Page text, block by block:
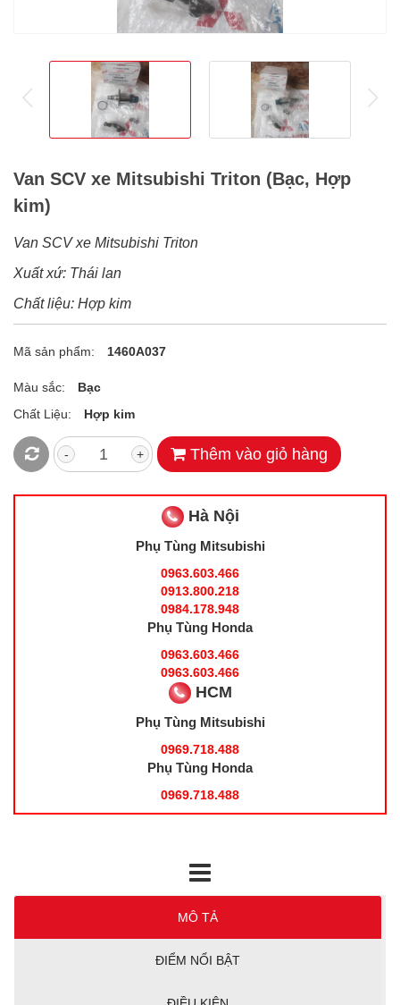
Van SCV xe Mitsubishi Triton (Bạc, Hợp
kim)
Van SCV xe Mitsubishi Triton
Xuất xứ: Thái lan
Chất liệu: Hợp kim
Mã sản phẩm: 1460A037
Màu sắc:
Bạc
Chất Liệu:
Hợp kim
- + Thêm vào giỏ hàng
Hà Nội
Phụ Tùng Mitsubishi
0963.603.466
0913.800.218
0984.178.948
Phụ Tùng Honda
0963.603.466
0963.603.466
HCM
Phụ Tùng Mitsubishi
0969.718.488
Phụ Tùng Honda
0969.718.488
MÔ TẢ
ĐIỂM NỔI BẬT